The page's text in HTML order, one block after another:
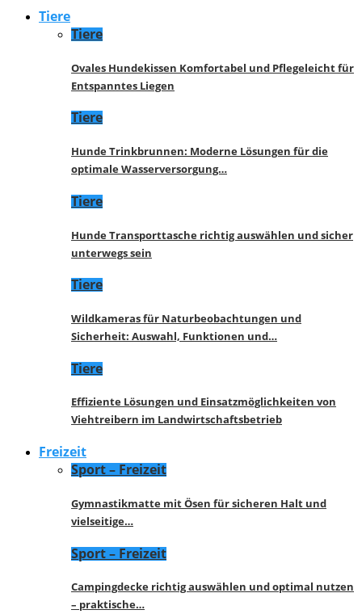
Tiere
Tiere
Ovales Hundekissen Komfortabel und Pflegeleicht für
Entspanntes Liegen
Tiere
Hunde Trinkbrunnen: Moderne Lösungen für die
optimale Wasserversorgung…
Tiere
Hunde Transporttasche richtig auswählen und sicher
unterwegs sein
Tiere
Wildkameras für Naturbeobachtungen und
Sicherheit: Auswahl, Funktionen und…
Tiere
Effiziente Lösungen und Einsatzmöglichkeiten von
Viehtreibern im Landwirtschaftsbetrieb
Freizeit
Sport – Freizeit
Gymnastikmatte mit Ösen für sicheren Halt und
vielseitige…
Sport – Freizeit
Campingdecke richtig auswählen und optimal nutzen
– praktische…